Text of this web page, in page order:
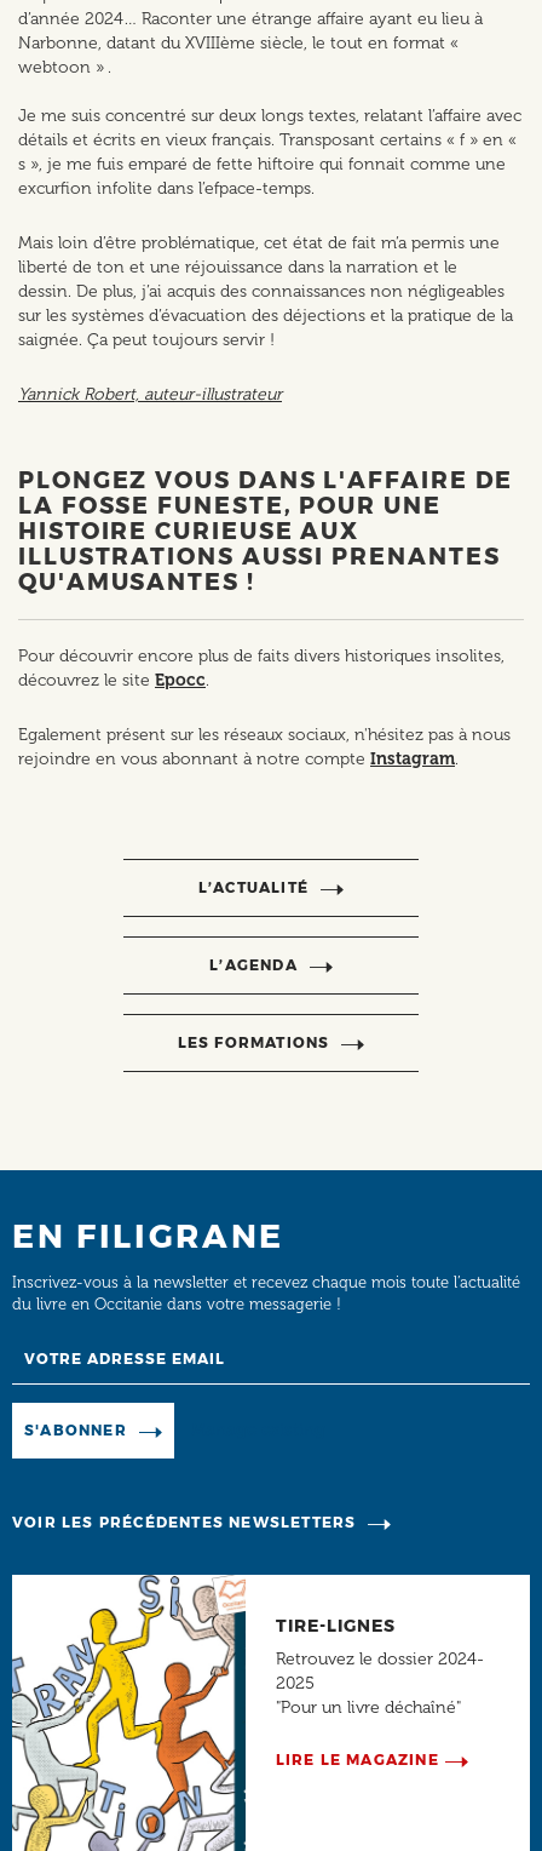
d’année 2024… Raconter une étrange affaire ayant eu lieu à
Narbonne, datant du XVIIIème siècle, le tout en format «
webtoon » .
Je me suis concentré sur deux longs textes, relatant l’affaire avec
détails et écrits en vieux français. Transposant certains « f » en «
s », je me fuis emparé de fette hiftoire qui fonnait comme une
excurfion infolite dans l’efpace-temps.
Mais loin d’être problématique, cet état de fait m’a permis une
liberté de ton et une réjouissance dans la narration et le
dessin. De plus, j’ai acquis des connaissances non négligeables
sur les systèmes d’évacuation des déjections et la pratique de la
saignée. Ça peut toujours servir !
Yannick Robert, auteur-illustrateur
PLONGEZ VOUS DANS L'AFFAIRE DE
LA FOSSE FUNESTE, POUR UNE
HISTOIRE CURIEUSE AUX
ILLUSTRATIONS AUSSI PRENANTES
QU'AMUSANTES !
Pour découvrir encore plus de faits divers historiques insolites,
découvrez le site Epocc.
Egalement présent sur les réseaux sociaux, n'hésitez pas à nous
rejoindre en vous abonnant à notre compte Instagram.
L’ACTUALITÉ
L’AGENDA
LES FORMATIONS
EN FILIGRANE
Inscrivez-vous à la newsletter et recevez chaque mois toute l’actualité
du livre en Occitanie dans votre messagerie !
S'ABONNER
VOIR LES PRÉCÉDENTES NEWSLETTERS
TIRE-LIGNES
Retrouvez le dossier 2024-
2025
"Pour un livre déchaîné"
LIRE LE MAGAZINE